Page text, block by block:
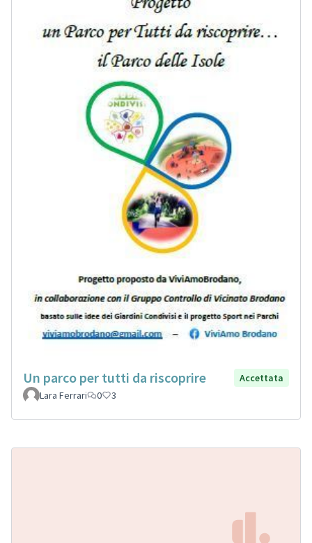
Un parco per tutti da riscoprire
Accettata
Lara Ferrari
0 3